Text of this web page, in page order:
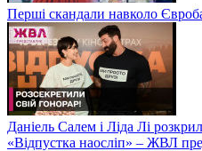
Перші скандали навколо
Даніель Салем і Ліда Лі
«Відпустка наосліп» – ЖВЛ